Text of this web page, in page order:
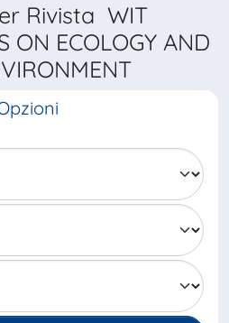
Rivista WIT
ON ECOLOGY AND